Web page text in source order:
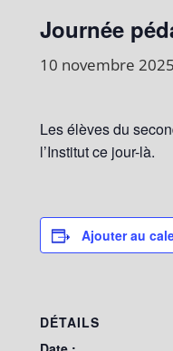
Journée
10 novembre
Les élèves du
l’Institut ce jour-là.
Ajouter au
DÉTAILS